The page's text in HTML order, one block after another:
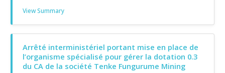
View Summary
Arrêté interministériel portant mise en place de
l’organisme spécialisé pour gérer la dotation 0.3
du CA de la société Tenke Fungurume Mining